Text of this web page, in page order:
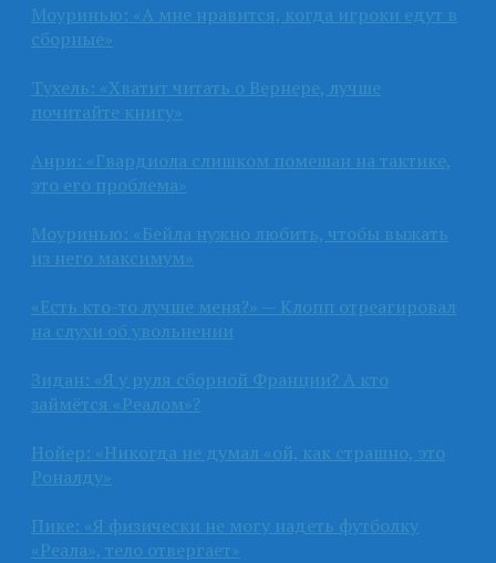
Моуринью: «А мне нравится, когда игроки едут в
сборные»
Тухель: «Хватит читать о Вернере, лучше
почитайте книгу»
Анри: «Гвардиола слишком помешан на тактике,
это его проблема»
Моуринью: «Бейла нужно любить, чтобы выжать
из него максимум»
«Есть кто-то лучше меня?» — Клопп отреагировал
на слухи об увольнении
Зидан: «Я у руля сборной Франции? А кто
займётся «Реалом»?
Нойер: «Никогда не думал «ой, как страшно, это
Роналду»
Пике: «Я физически не могу надеть футболку
«Реала», тело отвергает»